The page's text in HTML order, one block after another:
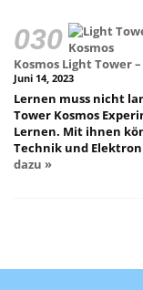
Kosmos Light Tower
Juni 14, 2023
Lernen muss nicht
Tower Kosmos
Lernen. Mit ihnen
Technik und
dazu »